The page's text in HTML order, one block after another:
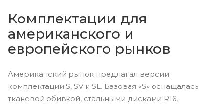
Комплектации для
американского и
европейского рынков
Американский рынок предлагал версии
комплектации S, SV и SL. Базовая «S» оснащалась
тканевой обивкой, стальными дисками R16,